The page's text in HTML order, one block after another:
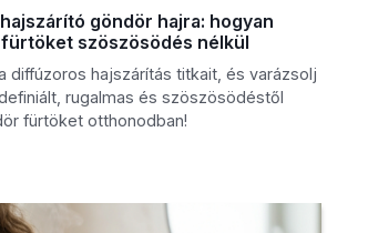
göndör hajra: hogyan
szöszösödés nélkül
diffúzoros hajszárítás titkait, és varázsolj
rugalmas és szöszösödéstől
fürtöket otthonodban!